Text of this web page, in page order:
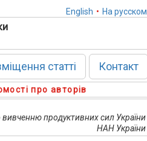
English • На русском
статті Контакт
про авторів
вивченню продуктивних сил України
НАН України